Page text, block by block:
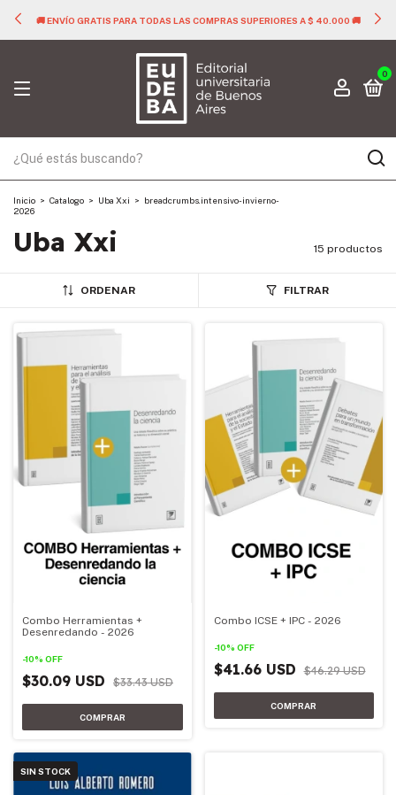
🚚 ENVÍO GRATIS PARA TODAS LAS COMPRAS SUPERIORES A $ 40.000 🚚
0
Inicio > Catalogo > Uba Xxi > breadcrumbs.intensivo-invierno-
2026
Uba Xxi 15 productos
ORDENAR FILTRAR
Combo Herramientas +
Desenredando - 2026
-10% OFF
$30.09 USD $33.43 USD
Combo ICSE + IPC - 2026
-10% OFF
$41.66 USD $46.29 USD
SIN STOCK